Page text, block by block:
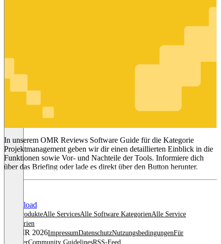
Projektmanagement
In unserem OMR Reviews Software Guide für die Kategorie
Projektmanagement geben wir dir einen detaillierten Einblick in die
Funktionen sowie Vor- und Nachteile der Tools. Informiere dich
über das Briefing oder lade es direkt über den Button herunter.
Download
Alle ProdukteAlle ServicesAlle Software KategorienAlle Service
Kategorien
© OMR 2026ImpressumDatenschutzNutzungsbedingungenFür
AnbieterCommunity GuidelinesRSS-Feed